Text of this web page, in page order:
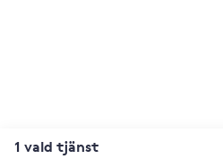
1 vald tjänst